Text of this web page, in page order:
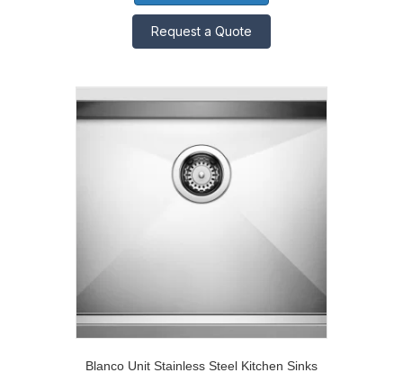
Request a Quote
Blanco Unit Stainless Steel Kitchen Sinks